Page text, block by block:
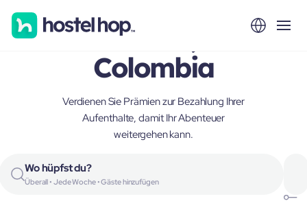
Jardín,
Colombia
Verdienen Sie Prämien zur Bezahlung Ihrer
Aufenthalte, damit Ihr Abenteuer
weitergehen kann.
Wo hüpfst du?
Überall • Jede Woche • Gäste hinzufügen